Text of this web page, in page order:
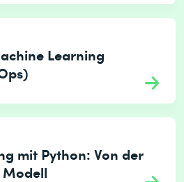
Learning
mit Python: Von der
Modell